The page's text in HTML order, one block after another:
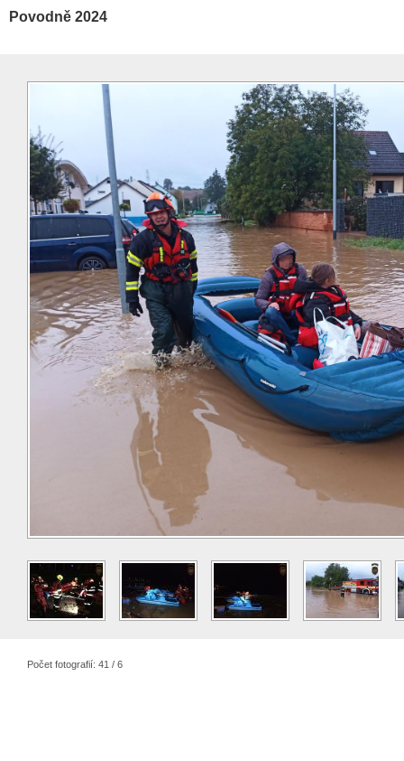
Povodně 2024
Počet fotografií: 41 / 6